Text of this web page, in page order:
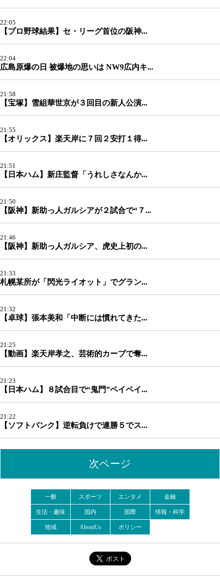
22:05
【プロ野球結果】セ・リーグ首位の阪神...
22:04
広島原爆の日 被爆地の思いは NW9広内キ...
21:58
【宝塚】雪組華世京が３回目の新人公演...
21:55
【オリックス】楽天岸に７回２安打１得...
21:51
【日本ハム】新庄監督「うれしさなんか...
21:50
【阪神】新助っ人ガルシアが２試合で“７...
21:46
【阪神】新助っ人ガルシア、虎史上初の...
21:33
札幌某所が「閃光ライオット」でグラン...
21:32
【卓球】張本美和「中断には慣れてきた...
21:25
【動画】楽天岸孝之、芸術的カーブで奪...
21:23
【日本ハム】８試合目で“鬼門”ペイペイ...
21:22
【ソフトバンク】逆転負けで連勝５でス...
次ページ
一般 スポーツ エンタメ 金融
生活・趣味 国内 国際 情報・科学
地域 AboutUs ポリシー